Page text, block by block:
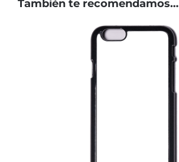
También te recomendamos…